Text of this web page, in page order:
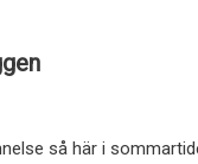
så här i